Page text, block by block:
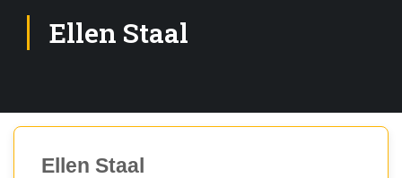
Ellen Staal
Ellen Staal